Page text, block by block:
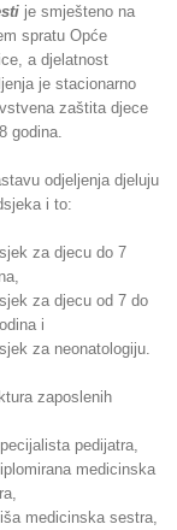
je smješteno na
spratu Opće
a djelatnost
je stacionarno
zaštita djece
godina.
odjeljenja djeluju
i to:
za djecu do 7
za djecu od 7 do
i
za neonatologiju.
zaposlenih
pedijatra,
medicinska
medicinska sestra,